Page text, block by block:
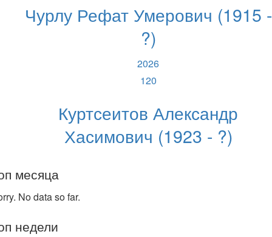
Чурлу Рефат Умерович (1915 -
?)
2026
120
Куртсеитов Александр
Хасимович (1923 - ?)
месяца
No data so far.
недели